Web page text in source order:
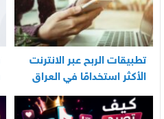
تطبيقات الربح عبر الانترنت
الأكثر استخدامًا في العراق